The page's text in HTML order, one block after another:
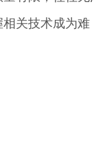
关技术成为难